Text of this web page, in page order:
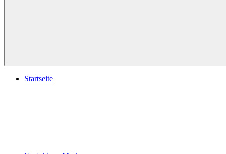
Startseite